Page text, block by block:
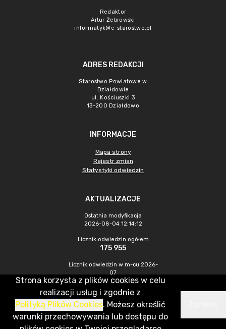
Redaktor
Artur Żebrowski
informatyk@e-starostwo.pl
ADRES REDAKCJI
Starostwo Powiatowe w
Działdowie
ul. Kościuszki 3
13-200 Działdowo
INFORMACJE
Mapa strony
Rejestr zmian
Statystyki odwiedzin
AKTUALIZACJE
Ostatnia modyfikacja
2026-08-04 12:14:12
Licznik odwiedzin ogółem
175 955
Licznik odwiedzin w m-cu 2026-
07
340
CMS & Hosting: Nefeni Sp. z o.o.
Strona korzysta z plików cookies w celu
realizacji usług i zgodnie z
Polityką Plików Cookies. Możesz określić
warunki przechowywania lub dostępu do